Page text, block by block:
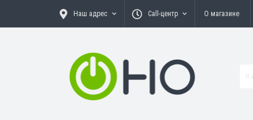
Наш адрес Call-центр О магазине